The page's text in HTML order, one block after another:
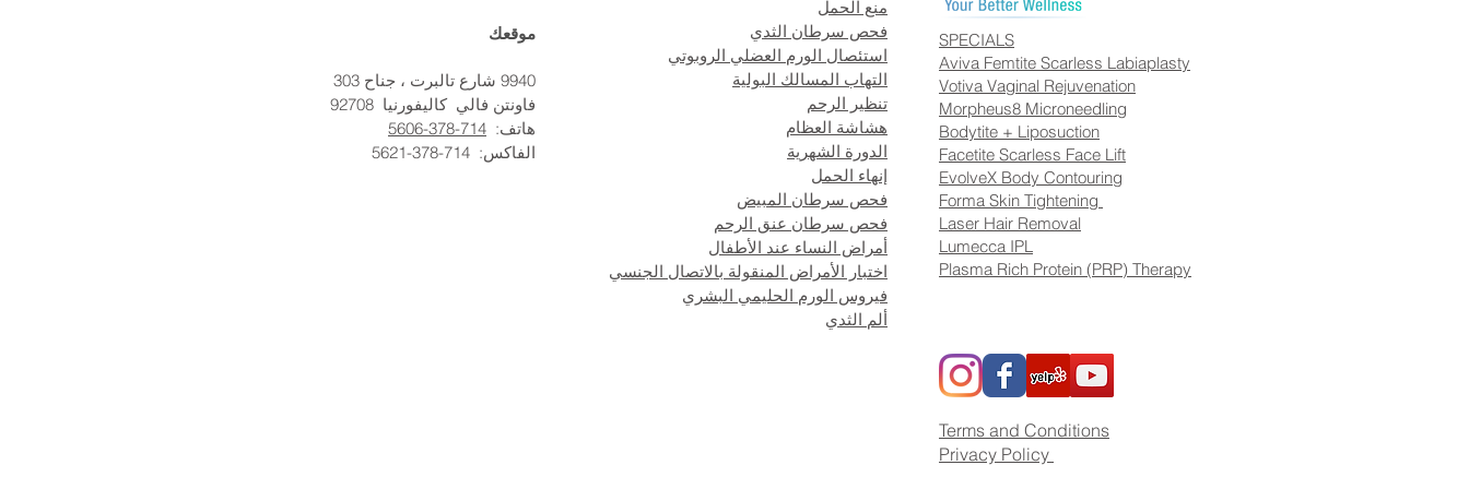
موقعك
9940 شارع تالبرت ، جناح 303
فاونتن فالي كاليفورنيا 92708
هاتف: 714-378-5606
الفاكس: 714-378-5621
منع الحمل
فحص سرطان الثدي
استئصال الورم العضلي الروبوتي
التهاب المسالك البولية
تنظير الرحم
هشاشة العظام
الدورة الشهرية
إنهاء الحمل
فحص سرطان المبيض
فحص سرطان عنق الرحم
أمراض النساء عند الأطفال
اختبار الأمراض المنقولة بالاتصال الجنسي
فيروس الورم الحليمي البشري
ألم الثدي
SPECIALS
Aviva Femtite Scarless Labiaplasty
Votiva Vaginal Rejuvenation
Morpheus8 Microneedling
Bodytite + Liposuction
Facetite Scarless Face Lift
EvolveX Body Contouring
Forma Skin Tightening
Laser Hair Removal
Lumecca IPL
Plasma Rich Protein (PRP) Therapy
Terms and Conditions
Privacy Policy